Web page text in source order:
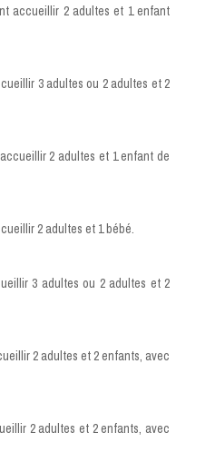
accueillir 2 adultes et 1 enfant
3 adultes ou 2 adultes et 2
2 adultes et 1 enfant de
2 adultes et 1 bébé.
3 adultes ou 2 adultes et 2
2 adultes et 2 enfants, avec
2 adultes et 2 enfants, avec